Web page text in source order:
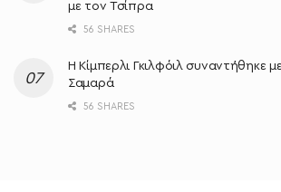
με τον Τσίπρα
56 SHARES
Η Κίμπερλι Γκιλφόιλ συναντήθηκε
Σαμαρά
56 SHARES